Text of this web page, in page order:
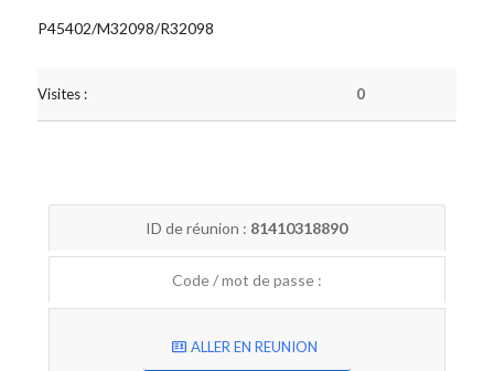
P45402/M32098/R32098
Visites : 0
ID de réunion : 81410318890
Code / mot de passe :
ALLER EN REUNION